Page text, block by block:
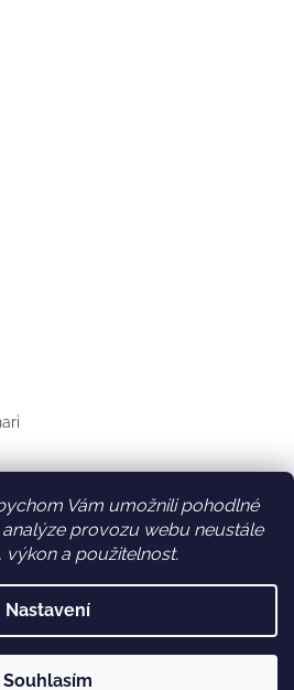
Vám umožnili pohodlné
provozu webu neustále
a použitelnost.
Nastavení
Souhlasím
SK AT DE
Vytvořil Shoptet
eshop.cz. Všechna práva vyhrazena.